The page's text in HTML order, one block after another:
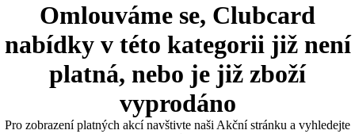
Omlouváme se, Clubcard
nabídky v této kategorii již není
platná, nebo je již zboží
vyprodáno
Pro zobrazení platných akcí navštivte naši Akční stránku a vyhledejte